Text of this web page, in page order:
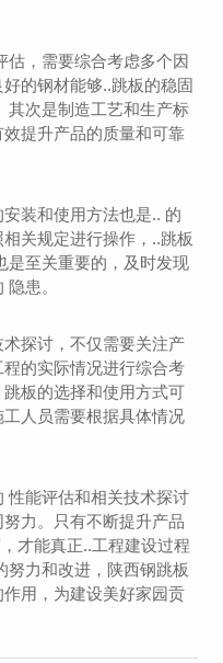
估，需要综合考虑多个因
的钢材能够..跳板的稳固
其次是制造工艺和生产标
提升产品的质量和可靠
装和使用方法也是.. 的
关规定进行操作，..跳板
是至关重要的，及时发现
患。
探讨，不仅需要关注产
的实际情况进行综合考
板的选择和使用方式可
人员需要根据具体情况
性能评估和相关技术探讨
力。只有不断提升产品
才能真正..工程建设过程
努力和改进，陕西钢跳板
用，为建设美好家园贡